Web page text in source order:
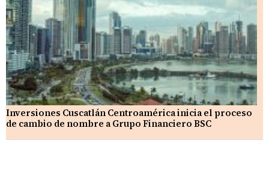
Inversiones Cuscatlán Centroamérica inicia el proceso
de cambio de nombre a Grupo Financiero BSC